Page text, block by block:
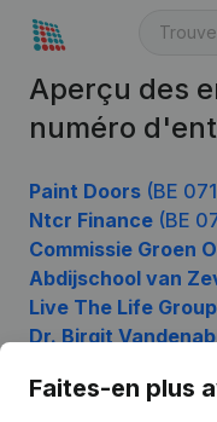
Aperçu des
numéro
Paint Doors (BE
Ntcr Finance (BE
Commissie Groen
Abdijschool van
Live The Life Group
Dr. Birgit
Faites-en plus